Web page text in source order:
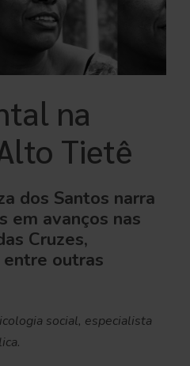
na
Tietê
dos Santos narra
em avanços nas
Cruzes,
outras
social, especialista